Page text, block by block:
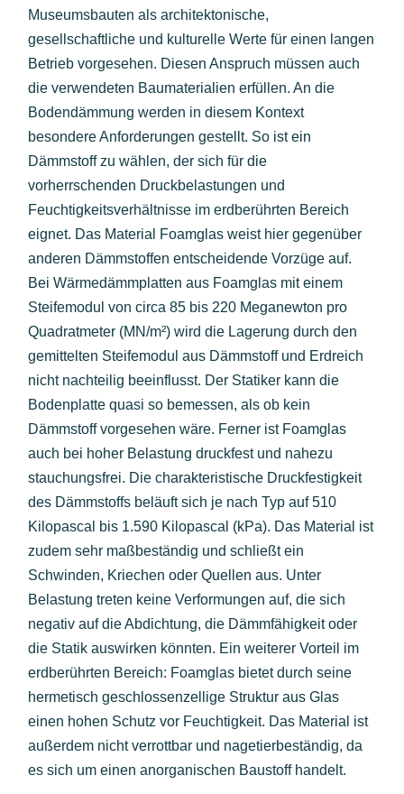
Museumsbauten als architektonische,
gesellschaftliche und kulturelle Werte für einen langen
Betrieb vorgesehen. Diesen Anspruch müssen auch
die verwendeten Baumaterialien erfüllen. An die
Bodendämmung werden in diesem Kontext
besondere Anforderungen gestellt. So ist ein
Dämmstoff zu wählen, der sich für die
vorherrschenden Druckbelastungen und
Feuchtigkeitsverhältnisse im erdberührten Bereich
eignet. Das Material Foamglas weist hier gegenüber
anderen Dämmstoffen entscheidende Vorzüge auf.
Bei Wärmedämmplatten aus Foamglas mit einem
Steifemodul von circa 85 bis 220 Meganewton pro
Quadratmeter (MN/m²) wird die Lagerung durch den
gemittelten Steifemodul aus Dämmstoff und Erdreich
nicht nachteilig beeinflusst. Der Statiker kann die
Bodenplatte quasi so bemessen, als ob kein
Dämmstoff vorgesehen wäre. Ferner ist Foamglas
auch bei hoher Belastung druckfest und nahezu
stauchungsfrei. Die charakteristische Druckfestigkeit
des Dämmstoffs beläuft sich je nach Typ auf 510
Kilopascal bis 1.590 Kilopascal (kPa). Das Material ist
zudem sehr maßbeständig und schließt ein
Schwinden, Kriechen oder Quellen aus. Unter
Belastung treten keine Verformungen auf, die sich
negativ auf die Abdichtung, die Dämmfähigkeit oder
die Statik auswirken könnten. Ein weiterer Vorteil im
erdberührten Bereich: Foamglas bietet durch seine
hermetisch geschlossenzellige Struktur aus Glas
einen hohen Schutz vor Feuchtigkeit. Das Material ist
außerdem nicht verrottbar und nagetierbeständig, da
es sich um einen anorganischen Baustoff handelt.